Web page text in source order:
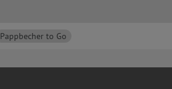
Pappbecher to Go